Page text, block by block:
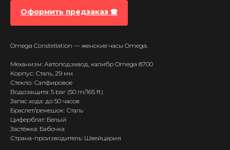
Оформить предзаказ 🕿
Omega Constellation — женские часы Omega.
Механизм: Автоподзавод, калибр Omega 8700
Корпус: Сталь, 29 мм
Стекло: Сапфировое
Водозащита: 5 bar (50 m/165 ft)
Запас хода: до 50 часов
Браслет/ремешок: Сталь
Циферблат: Белый
Застёжка: Бабочка
Страна-производитель: Швейцария